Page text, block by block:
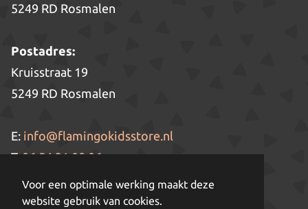
Voor een optimale werking maakt deze
website gebruik van cookies.
5249 RD Rosmalen
Postadres:
Kruisstraat 19
5249 RD Rosmalen
E: info@flamingokidsstore.nl
T:06 54 21 08 06
KVK: 71861483
BTW: NL 149003080B01